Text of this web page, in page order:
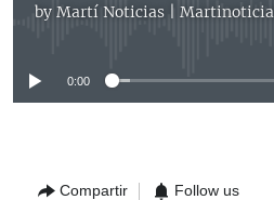
by Martí Noticias |
No media source
0:00
Compartir Follow us